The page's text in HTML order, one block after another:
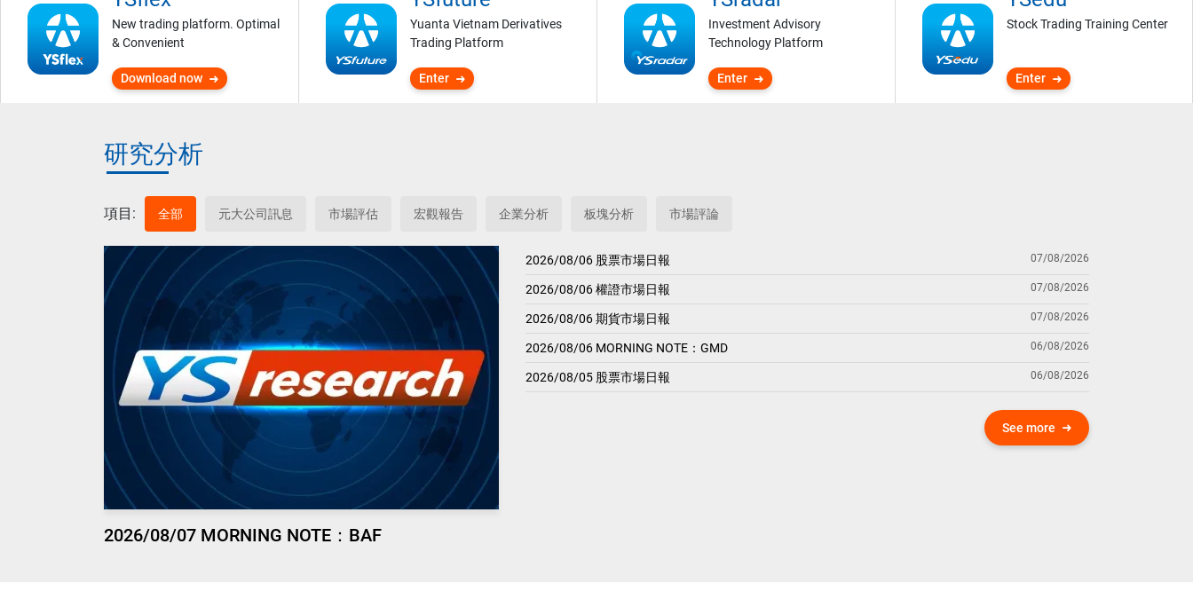
New trading platform. Optimal
& Convenient
Download now
Yuanta Vietnam Derivatives
Trading Platform
Enter
Investment Advisory
Technology Platform
Enter
Stock Trading Training Center
Enter
研究分析
項目: 全部 元大公司訊息 市場評估 宏觀報告 企業分析 板塊分析 市場評論
2026/08/07 MORNING NOTE：BAF
2026/08/06 股票市場日報 07/08/2026
2026/08/06 權證市場日報 07/08/2026
2026/08/06 期貨市場日報 07/08/2026
2026/08/06 MORNING NOTE：GMD 06/08/2026
2026/08/05 股票市場日報 06/08/2026
See more